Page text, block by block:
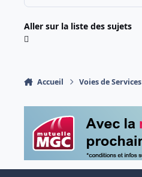
Aller sur la liste des sujets
Accueil Voies de Services